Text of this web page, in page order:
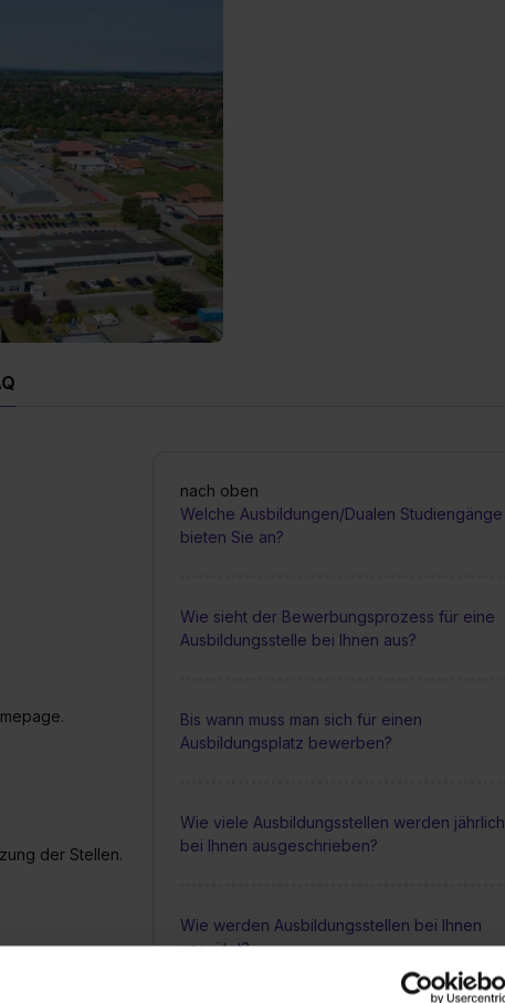
nach oben
Welche Ausbildungen/Dualen Studiengänge
bieten Sie an?
Wie sieht der Bewerbungsprozess für eine
Ausbildungsstelle bei Ihnen aus?
Bis wann muss man sich für einen
Ausbildungsplatz bewerben?
Wie viele Ausbildungsstellen werden jährlich
bei Ihnen ausgeschrieben?
Wie werden Ausbildungsstellen bei Ihnen
vergütet?
der Stellen.